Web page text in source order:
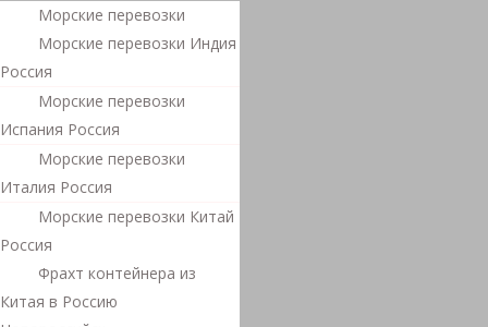
Морские перевозки
Морские перевозки Индия
Россия
Морские перевозки
Испания Россия
Морские перевозки
Италия Россия
Морские перевозки Китай
Россия
Фрахт контейнера из
Китая в Россию